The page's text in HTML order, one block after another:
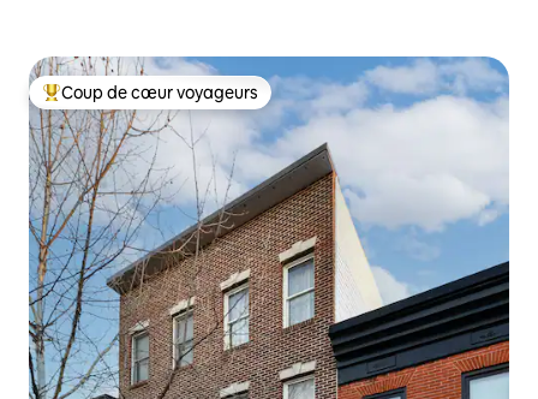
Coup de cœur voyageurs parmi les plus aimés
Coup de cœur voyageurs